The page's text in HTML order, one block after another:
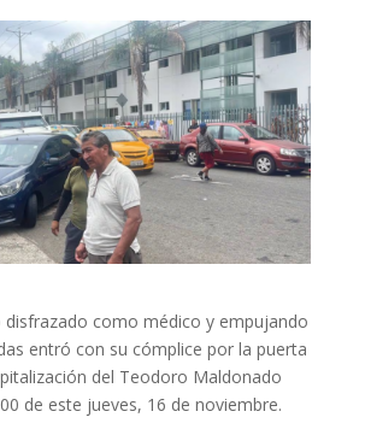
disfrazado como médico y empujando
entró con su cómplice por la puerta
del Teodoro Maldonado
de este jueves, 16 de noviembre.